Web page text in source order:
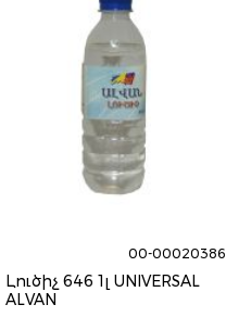
00-00020386
Լուծիչ 646 1լ UNIVERSAL
ALVAN